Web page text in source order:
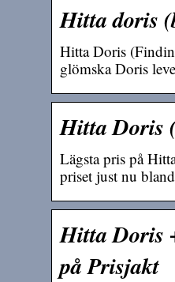
Hitta doris
Hitta Doris
glömska Doris
Hitta Doris
Lägsta pris på
priset just nu
Hitta Doris
på Prisjakt